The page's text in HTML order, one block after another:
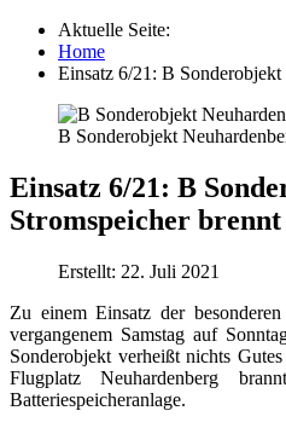
Aktuelle Seite:
Home
Einsatz 6/21: B
B Sonderobjekt
Einsatz 6/21: B
Stromspeicher brennt
Erstellt: 22. Juli 2021
Zu einem Einsatz der
vergangenem Samstag auf
Sonderobjekt verheißt nichts
Flugplatz Neuhardenberg
Batteriespeicheranlage.